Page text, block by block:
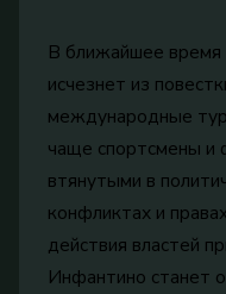
В ближайшее время
исчезнет из
международные
чаще спортсмены и
втянутыми в
конфликтах и
действия властей
Инфантино станет